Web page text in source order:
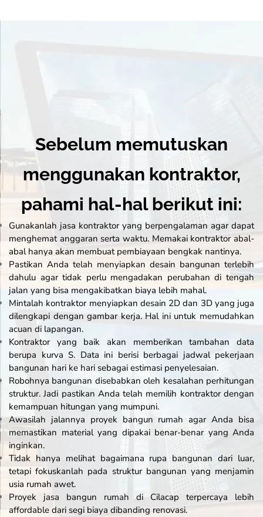
Sebelum memutuskan
menggunakan kontraktor,
pahami hal-hal berikut ini:
Gunakanlah jasa kontraktor yang berpengalaman agar dapat
menghemat anggaran serta waktu. Memakai kontraktor abal-
abal hanya akan membuat pembiayaan bengkak nantinya.
Pastikan Anda telah menyiapkan desain bangunan terlebih
dahulu agar tidak perlu mengadakan perubahan di tengah
jalan yang bisa mengakibatkan biaya lebih mahal.
Mintalah kontraktor menyiapkan desain 2D dan 3D yang juga
dilengkapi dengan gambar kerja. Hal ini untuk memudahkan
acuan di lapangan.
Kontraktor yang baik akan memberikan tambahan data
berupa kurva S. Data ini berisi berbagai jadwal pekerjaan
bangunan hari ke hari sebagai estimasi penyelesaian.
Robohnya bangunan disebabkan oleh kesalahan perhitungan
struktur. Jadi pastikan Anda telah memilih kontraktor dengan
kemampuan hitungan yang mumpuni.
Awasilah jalannya proyek bangun rumah agar Anda bisa
memastikan material yang dipakai benar-benar yang Anda
inginkan.
Tidak hanya melihat bagaimana rupa bangunan dari luar,
tetapi fokuskanlah pada struktur bangunan yang menjamin
usia rumah awet.
Proyek jasa bangun rumah di Cilacap terpercaya lebih
affordable dari segi biaya dibanding renovasi.